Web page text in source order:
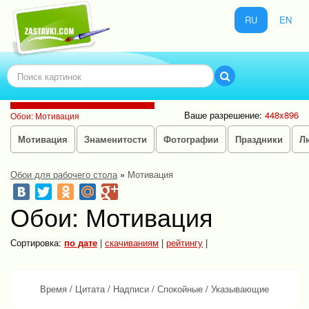
RU EN
Обои: Мотивация Ваше разрешение: 448x896
Мотивация
Знаменитости Фотографии Праздники
Обои для рабочего стола» Мотивация
Обои: Мотивация
Сортировка: по дате | скачиваниям | рейтингу |
Время / Цитата/ Надписи / Спокойные / Указывающие